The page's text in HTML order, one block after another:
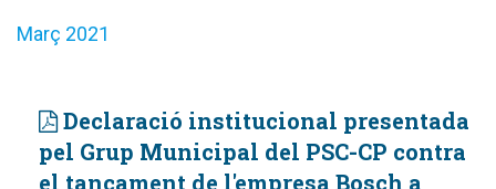
Març 2021
Declaració institucional presentada
pel Grup Municipal del PSC-CP contra
el tancament de l'empresa Bosch a